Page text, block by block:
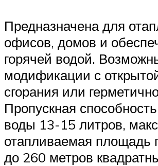
Предназначена для
офисов, домов и
горячей водой.
модификации с
сгорания или
Пропускная
воды 13-15 литров,
отапливаемая площадь
до 260 метров